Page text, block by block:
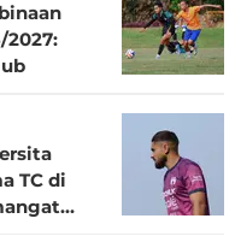
2027:
TC di